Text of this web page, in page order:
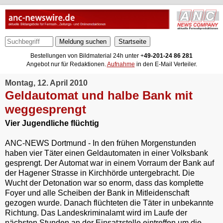
Meldung suchen
Bestellungen von Bildmaterial 24h unter +49-201-24 86 281
Angebot nur für Redaktionen.Aufnahme in den E-Mail Verteiler.
Montag, 12. April 2010
Geldautomat und halbe Bank mit
weggesprengt
Vier Jugendliche flüchtig
ANC-NEWS Dortmund - In den frühen Morgenstunden
haben vier Täter einen Geldautomaten in einer Volksbank
gesprengt. Der Automat war in einem Vorraum der Bank auf
der Hagener Strasse in Kirchhörde untergebracht. Die
Wucht der Detonation war so enorm, dass das komplette
Foyer und alle Scheiben der Bank in Mitleidenschaft
gezogen wurde. Danach flüchteten die Täter in unbekannte
Richtung. Das Landeskriminalamt wird im Laufe der